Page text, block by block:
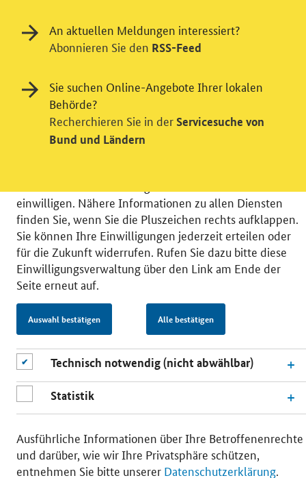
© 2026 Bundesministerium für Wirtschaft und Energie
RSS
Benutzerhinweise
Inhaltsverzeichnis
Einwilligung in Tracking und / oder
Videodienst
Wir bitten Sie an dieser Stelle um Ihre Einwilligung für
verschiedene Zusatzdienste unserer Webseite: Wir
möchten die Nutzeraktivität mit Hilfe
einwilligen. Nähere Informationen zu allen Diensten
finden Sie, wenn Sie die Pluszeichen rechts aufklappen.
Sie können Ihre Einwilligungen jederzeit erteilen oder
für die Zukunft widerrufen. Rufen Sie dazu bitte diese
Einwilligungsverwaltung über den Link am Ende der
Seite erneut auf.
Auswahl bestätigen Alle bestätigen
Technisch notwendig (nicht abwählbar)
Statistik
Ausführliche Informationen über Ihre Betroffenenrechte
und darüber, wie wir Ihre Privatsphäre schützen,
entnehmen Sie bitte unserer Datenschutzerklärung.
An aktuellen Meldungen interessiert?
Abonnieren Sie den RSS-Feed
Sie suchen Online-Angebote Ihrer lokalen
Behörde?
Recherchieren Sie in der Servicesuche von
Bund und Ländern